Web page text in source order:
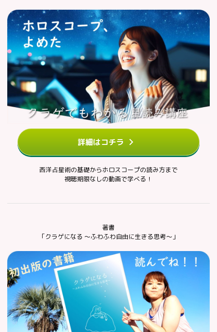
詳細はコチラ
西洋占星術の基礎からホロスコープの読み方まで
視聴期限なしの動画で学べる！
著書
「クラゲになる ～ふわふわ自由に生きる思考～」